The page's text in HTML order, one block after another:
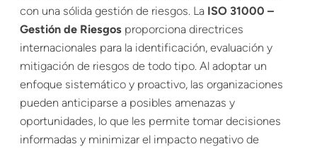
con una sólida gestión de riesgos. La ISO 31000 –
Gestión de Riesgos proporciona directrices
internacionales para la identificación, evaluación y
mitigación de riesgos de todo tipo. Al adoptar un
enfoque sistemático y proactivo, las organizaciones
pueden anticiparse a posibles amenazas y
oportunidades, lo que les permite tomar decisiones
informadas y minimizar el impacto negativo de